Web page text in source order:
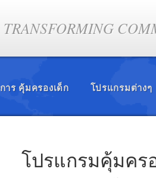
TRANSFORMING
การ คุ้มครองเด็ก โปรแกรมต่างๆ
โปรแกรมคุ้มคร